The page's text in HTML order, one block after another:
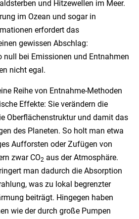
und Hitzewellen im Meer.
im Ozean und sogar in
erfordert das
gewissen Abschlag:
null bei Emissionen und Entnahmen
nicht egal.
Reihe von Entnahme-Methoden
Effekte: Sie verändern die
Oberflächenstruktur und damit das
des Planeten. So holt man etwa
Aufforsten oder Zufügen von
zwar CO2 aus der Atmosphäre.
man dadurch die Absorption
was zu lokal begrenzter
beiträgt. Hingegen haben
wie der durch große Pumpen